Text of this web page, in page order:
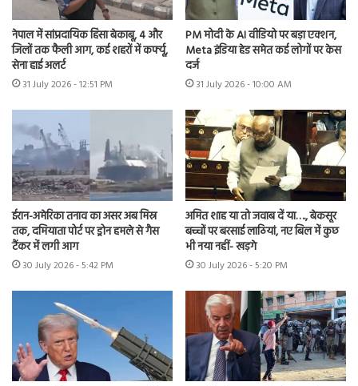
नेपाल में सांप्रदायिक हिंसा बेकाबू, 4 और
जिलों तक फैली आग, कई शहरों में कर्फ्यू,
सेना हाई अलर्ट
31 July 2026 - 12:51 PM
PM मोदी के AI वीडियो पर बड़ा एक्शन,
Meta इंडिया हेड समेत कई लोगों पर केस
दर्ज
31 July 2026 - 10:00 AM
ईरान-अमेरिका तनाव का असर अब मिस्र
तक, दमियाता पोर्ट पर ड्रोन हमले से गैस
टैंकर में लगी आग
30 July 2026 - 5:42 PM
अमित शाह या तो जवाब दें या…., बेकसूर
बच्चों पर बरसाई लाठियां, नए बिल में कुछ
भी नया नहीं- खड़गे
30 July 2026 - 5:20 PM